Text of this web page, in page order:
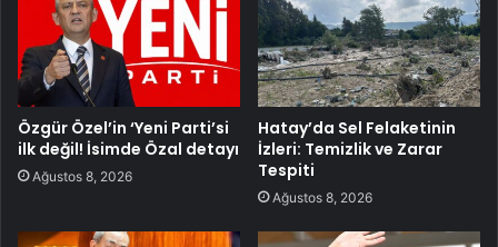
Özgür Özel’in ‘Yeni Parti’si
ilk değil! İsimde Özal detayı
Ağustos 8, 2026
Hatay’da Sel Felaketinin
İzleri: Temizlik ve Zarar
Tespiti
Ağustos 8, 2026